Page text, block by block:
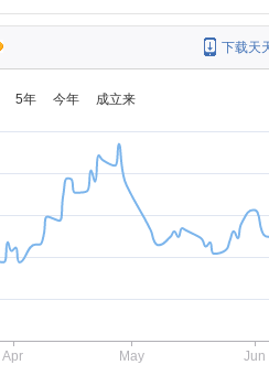
下载天
5年 今年 成立来
Apr May Jun